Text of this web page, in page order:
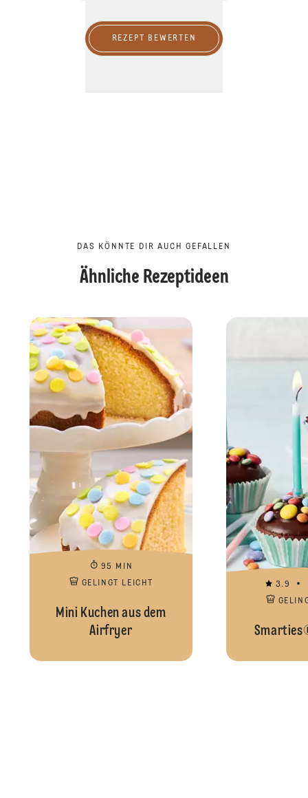
REZEPT BEWERTEN
DAS KÖNNTE DIR AUCH GEFALLEN
Ähnliche Rezeptideen
95 MIN
GELINGT LEICHT
Mini Kuchen aus dem
Airfryer
3.9